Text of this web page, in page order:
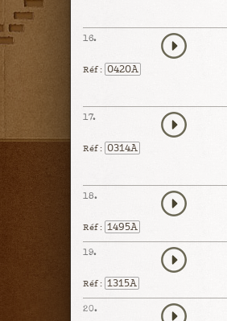
16.
Réf : 0420A
17.
Réf : 0314A
18.
Réf : 1495A
19.
Réf : 1315A
20.